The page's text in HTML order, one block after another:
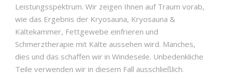
Leistungsspektrum. Wir zeigen Ihnen auf Traum vorab,
wie das Ergebnis der Kryosauna, Kryosauna &
Kältekammer, Fettgewebe einfrieren und
Schmerztherapie mit Kälte aussehen wird. Manches,
dies und das schaffen wir in Windeseile. Unbedenkliche
Teile verwenden wir in diesem Fall ausschließlich.